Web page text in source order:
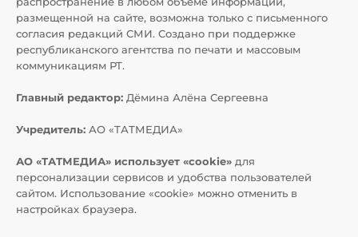
размещенной на сайте, возможна только с письменного
согласия редакций СМИ. Создано при поддержке
республиканского агентства по печати и массовым
коммуникациям РТ.
Главный редактор: Дёмина Алёна Сергеевна
Учредитель: АО «ТАТМЕДИА»
АО «ТАТМЕДИА» использует «cookie» для
персонализации сервисов и удобства пользователей
сайтом. Использование «cookie» можно отменить в
настройках браузера.